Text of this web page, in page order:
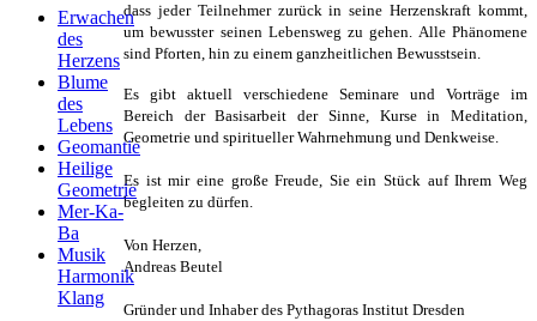
dass jeder Teilnehmer zurück in seine Herzenskraft kommt,
um bewusster seinen Lebensweg zu gehen. Alle Phänomene
sind Pforten, hin zu einem ganzheitlichen Bewusstsein.
Es gibt aktuell verschiedene Seminare und Vorträge im
Bereich der Basisarbeit der Sinne, Kurse in Meditation,
Geometrie und spiritueller Wahrnehmung und Denkweise.
Es ist mir eine große Freude, Sie ein Stück auf Ihrem Weg
begleiten zu dürfen.
Von Herzen,
Andreas Beutel
Gründer und Inhaber des Pythagoras Institut Dresden
Erwachen
des
Herzens
Blume
des
Lebens
Geomantie
Heilige
Geometrie
Mer-Ka-
Ba
Musik
Harmonik
Klang